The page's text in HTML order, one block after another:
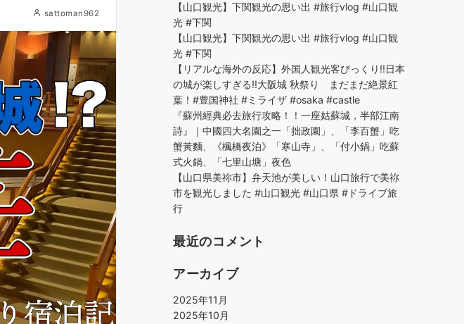
sattoman962
【山口観光】下関観光の思い出 #旅行vlog #山口観
光 #下関
【山口観光】下関観光の思い出 #旅行vlog #山口観
光 #下関
【リアルな海外の反応】外国人観光客びっくり!!日本
の城が楽しすぎる!!大阪城 秋祭り まだまだ絶景紅
葉！#豊国神社 #ミライザ #osaka #castle
『蘇州經典必去旅行攻略！！一座姑蘇城，半部江南
詩』｜中國四大名園之一「拙政園」、「李百蟹」吃
蟹黃麵、《楓橋夜泊》「寒山寺」、「付小鍋」吃蘇
式火鍋、「七里山塘」夜色
【山口県美祢市】弁天池が美しい！山口旅行で美祢
市を観光しました #山口観光 #山口県 #ドライブ旅
行
最近のコメント
アーカイブ
2025年11月
2025年10月